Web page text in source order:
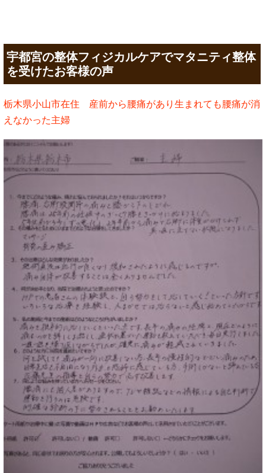
宇都宮の整体フィジカルケアでマタニティ整体
を受けたお客様の声
栃木県小山市在住 産前から腰痛があり生まれても腰痛が消
えなかった主婦